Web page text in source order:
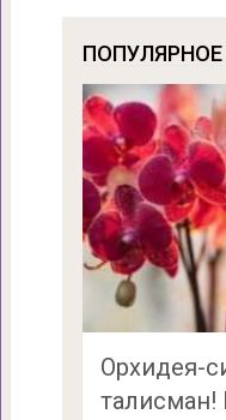
ПОПУЛЯРНОЕ
Орхидея-